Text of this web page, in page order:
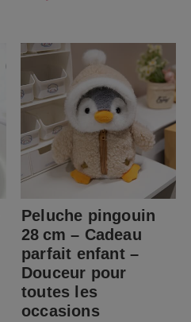
Peluche pingouin
28 cm – Cadeau
parfait enfant –
Douceur pour
toutes les
occasions